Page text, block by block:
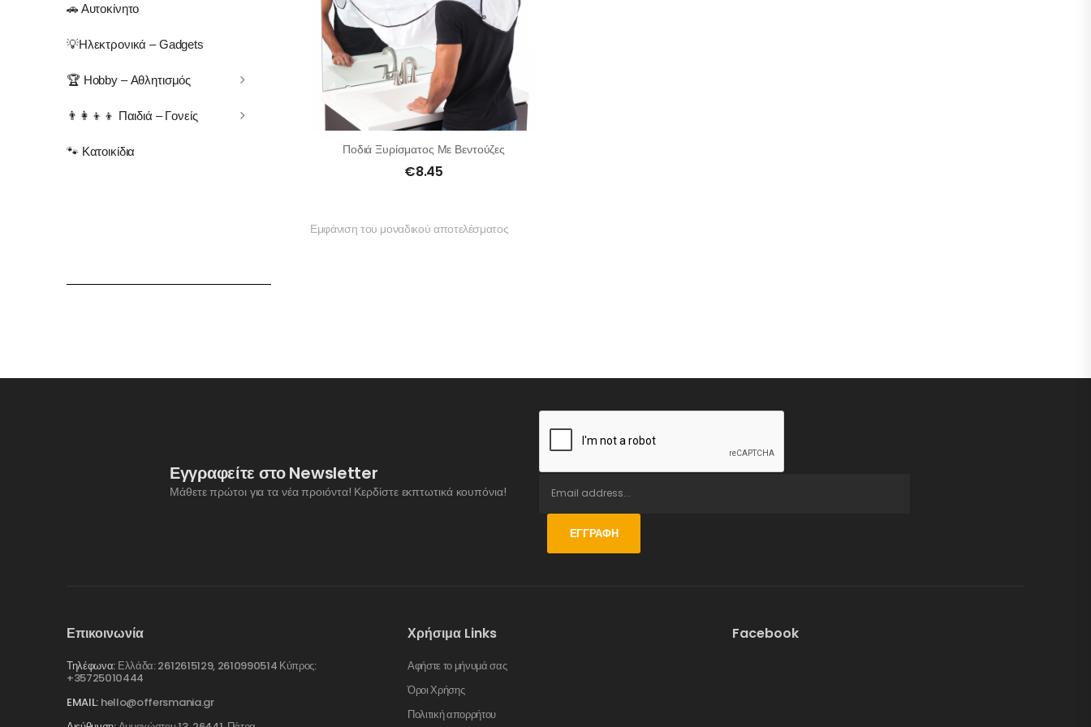
🚗 Αυτοκίνητο
💡Ηλεκτρονικά – Gadgets
🏆 Hobby – Αθλητισμός
👨‍👩‍👦‍👦 Παιδιά – Γονείς
🐾 Κατοικίδια Ποδιά Ξυρίσματος Με Βεντούζες
€8.45
Εμφάνιση του μοναδικού αποτελέσματος
Εγγραφείτε στο Newsletter
Μάθετε πρώτοι για τα νέα προιόντα! Κερδίστε εκπτωτικά κουπόνια!
ΕΓΓΡΑΦΉ
Επικοινωνία
Τηλέφωνα: Ελλάδα: 2612615129, 2610990514 Κύπρος:
+35725010444
EMAIL: hello@offersmania.gr
Χρήσιμα Links
Αφήστε το μήνυμά σας
Όροι Χρήσης
Πολιτική απορρήτου
Facebook